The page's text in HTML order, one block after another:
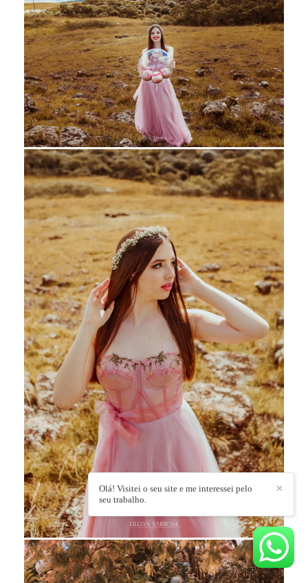
✕
Olá! Visitei o seu site e me interessei pelo
seu trabalho.